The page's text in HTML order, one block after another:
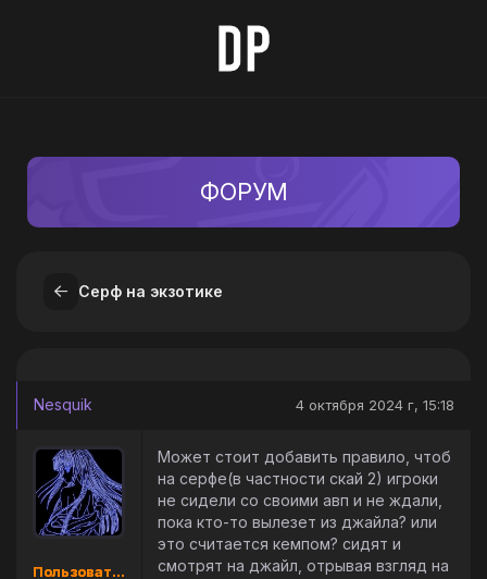
ФОРУМ
Серф на экзотике
Nesquik 4 октября 2024 г, 15:18
Пользователь
Может стоит добавить правило, чтоб
на серфе(в частности скай 2) игроки
не сидели со своими авп и не ждали,
пока кто-то вылезет из джайла? или
это считается кемпом? сидят и
смотрят на джайл, отрывая взгляд на